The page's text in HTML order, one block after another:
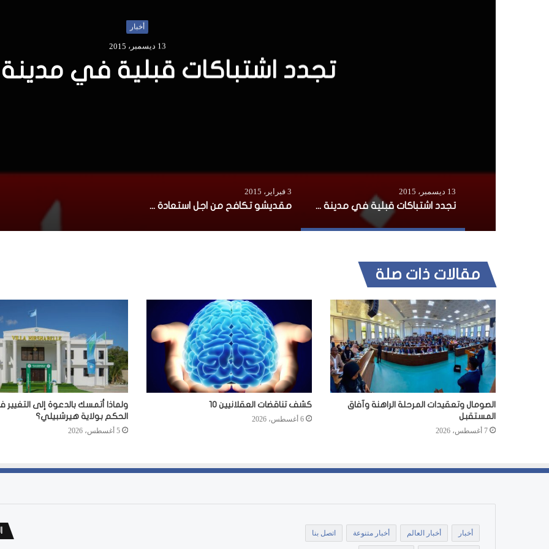
أخبار
13 ديسمبر، 2015
تجدد اشتباكات قبلية في
13 ديسمبر، 2015
تجدد اشتباكات قبلية في مدينة مركة
3 فبراير، 2015
مقديشو تكافح من اجل استعادة مكانتها بين العواصم
مقالات ذات صلة
الصومال وتعقيدات المرحلة الراهنة وآفاق
المستقبل
7 أغسطس، 2026
كشف تناقضات العقلانيين 10
6 أغسطس، 2026
ولماذا أتمسك بالدعوة إلى
الحكم بولاية هيرشبيلي؟
5 أغسطس، 2026
أخبار أخبار العالم أخبار متنوعة اتصل بنا